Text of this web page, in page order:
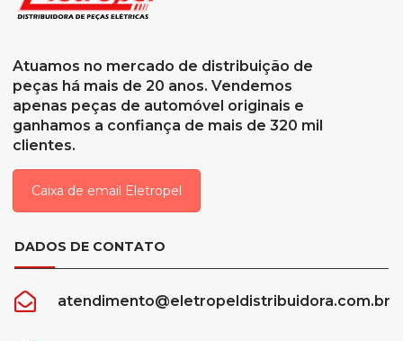
Atuamos no mercado de distribuição de
peças há mais de 20 anos. Vendemos
apenas peças de automóvel originais e
ganhamos a confiança de mais de 320 mil
clientes.
Caixa de email Eletropel
DADOS DE CONTATO
atendimento@eletropeldistribuidora.com.br